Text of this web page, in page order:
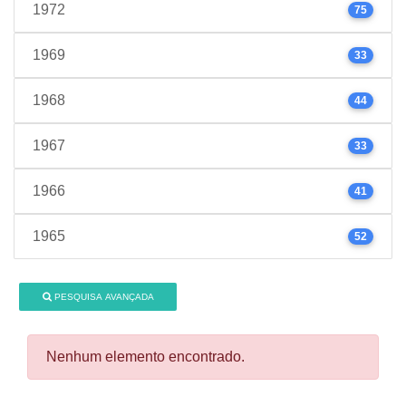
1972 75
1969 33
1968 44
1967 33
1966 41
1965 52
PESQUISA AVANÇADA
Nenhum elemento encontrado.